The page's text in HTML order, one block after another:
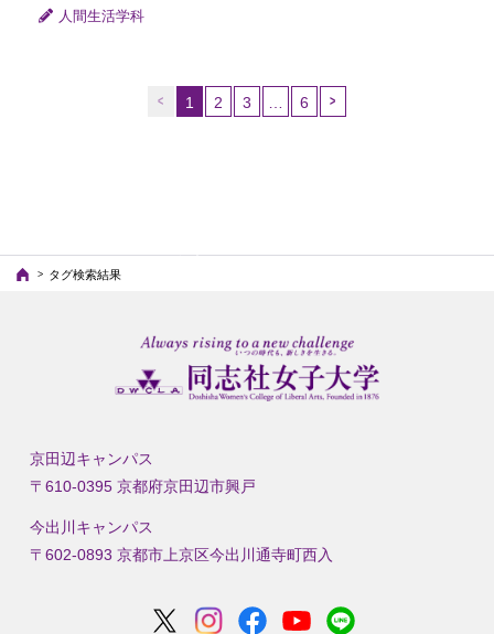
人間生活学科
1
ジ）
2 3 6
タグ検索結果
京田辺キャンパス
〒610-0395 京都府京田辺市興戸
今出川キャンパス
〒602-0893 京都市上京区今出川通寺町西入